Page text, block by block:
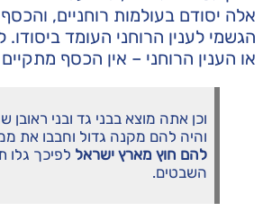
אלה יסודם בעולמות רוחניים,
הגשמי לענין הרוחני העומד
או הענין הרוחני – אין הכסף
וכן אתה מוצא בבני גד ובני ראובן
והיה להם מקנה גדול וחבבו את
להם חוץ מארץ ישראל לפיכך
השבטים.